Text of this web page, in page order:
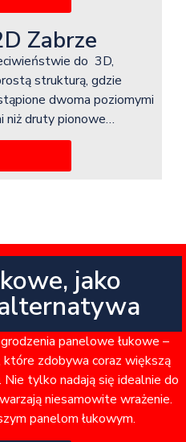
Zabrze
do 3D,
strukturą, gdzie
dwoma poziomymi
niż druty pionowe…
jako
panelowe łukowe –
zdobywa coraz większą
tylko nadają się idealnie do
niesamowite wrażenie.
panelom łukowym.